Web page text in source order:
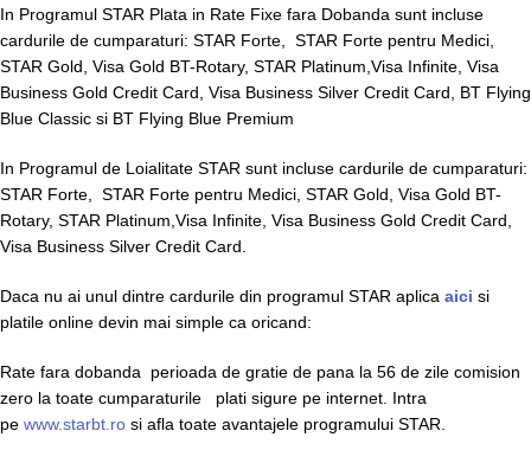
In Programul STAR Plata in Rate Fixe fara Dobanda sunt incluse
cardurile de cumparaturi: STAR Forte, STAR Forte pentru Medici,
STAR Gold, Visa Gold BT-Rotary, STAR Platinum,Visa Infinite, Visa
Business Gold Credit Card, Visa Business Silver Credit Card, BT Flying
Blue Classic si BT Flying Blue Premium
In Programul de Loialitate STAR sunt incluse cardurile de cumparaturi:
STAR Forte, STAR Forte pentru Medici, STAR Gold, Visa Gold BT-
Rotary, STAR Platinum,Visa Infinite, Visa Business Gold Credit Card,
Visa Business Silver Credit Card.
Daca nu ai unul dintre cardurile din programul STAR aplica aici si
platile online devin mai simple ca oricand:
Rate fara dobanda perioada de gratie de pana la 56 de zile comision
zero la toate cumparaturile plati sigure pe internet. Intra
pe www.starbt.ro si afla toate avantajele programului STAR.